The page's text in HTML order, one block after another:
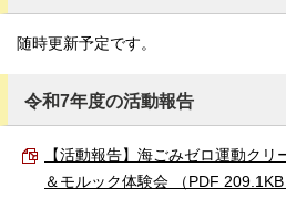
随時更新予定です。
令和7年度の活動報告
【活動報告】海ごみゼロ運動クリ
＆モルック体験会 （PDF 209.1KB